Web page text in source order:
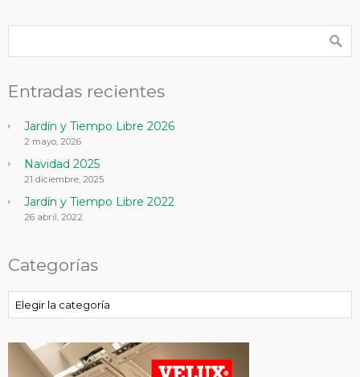
Entradas recientes
Jardín y Tiempo Libre 2026
2 mayo, 2026
Navidad 2025
21 diciembre, 2025
Jardín y Tiempo Libre 2022
26 abril, 2022
Categorías
Categorías